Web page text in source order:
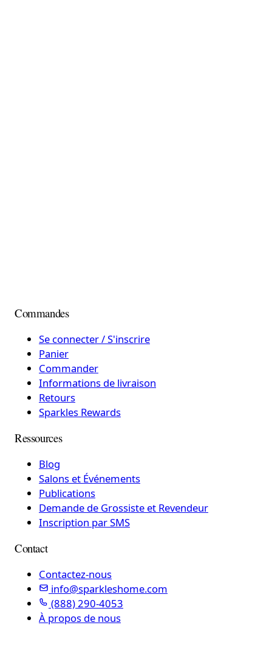
Commandes
Se connecter / S'inscrire
Panier
Commander
Informations de livraison
Retours
Sparkles Rewards
Ressources
Blog
Salons et Événements
Publications
Demande de Grossiste et Revendeur
Inscription par SMS
Contact
Contactez-nous
info@sparkleshome.com
(888) 290-4053
À propos de nous